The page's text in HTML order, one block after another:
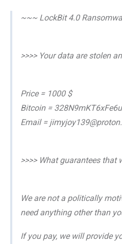
~~~ LockBit 4.0
>>>> Your data are stolen
Price = 1000 $
Bitcoin =
Email =
>>>> What guarantees that
We are not a politically
need anything other than
If you pay, we will provide